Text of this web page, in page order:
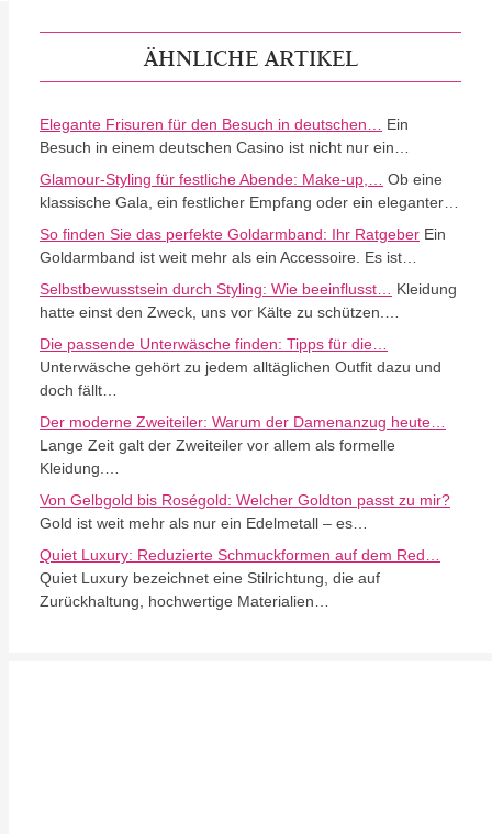
ÄHNLICHE ARTIKEL
Elegante Frisuren für den Besuch in deutschen…
Ein
Besuch in einem deutschen Casino ist nicht nur ein…
Glamour-Styling für festliche Abende: Make-up,…
Ob eine
klassische Gala, ein festlicher Empfang oder ein eleganter…
So finden Sie das perfekte Goldarmband: Ihr Ratgeber Ein
Goldarmband ist weit mehr als ein Accessoire. Es ist…
Selbstbewusstsein durch Styling: Wie beeinflusst…
Kleidung
hatte einst den Zweck, uns vor Kälte zu schützen.…
Die passende Unterwäsche finden: Tipps für die…
Unterwäsche gehört zu jedem alltäglichen Outfit dazu und
doch fällt…
Der moderne Zweiteiler: Warum der Damenanzug heute…
Lange Zeit galt der Zweiteiler vor allem als formelle
Kleidung.…
Von Gelbgold bis Roségold: Welcher Goldton passt zu mir?
Gold ist weit mehr als nur ein Edelmetall – es…
Quiet Luxury: Reduzierte Schmuckformen auf dem Red…
Quiet Luxury bezeichnet eine Stilrichtung, die auf
Zurückhaltung, hochwertige Materialien…